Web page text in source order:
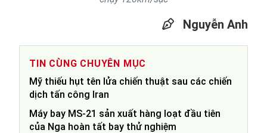
Nguyễn Anh
TIN CÙNG CHUYÊN MỤC
Mỹ thiếu hụt tên lửa chiến thuật sau các chiến
dịch tấn công Iran
Máy bay MS-21 sản xuất hàng loạt đầu tiên
của Nga hoàn tất bay thử nghiệm